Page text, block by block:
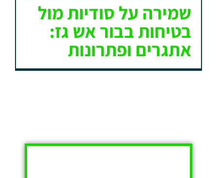
שמירה על סודיות מול
בטיחות בבור אש גז:
אתגרים ופתרונות